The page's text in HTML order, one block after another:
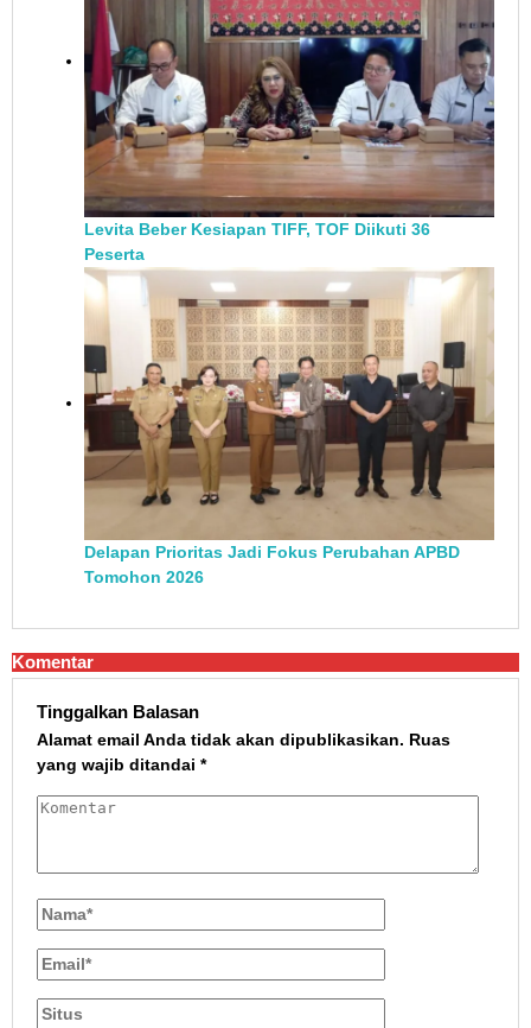
Levita Beber Kesiapan TIFF, TOF Diikuti 36
Peserta
Delapan Prioritas Jadi Fokus Perubahan APBD
Tomohon 2026
Komentar
Tinggalkan Balasan
Alamat email Anda tidak akan dipublikasikan. Ruas
yang wajib ditandai *